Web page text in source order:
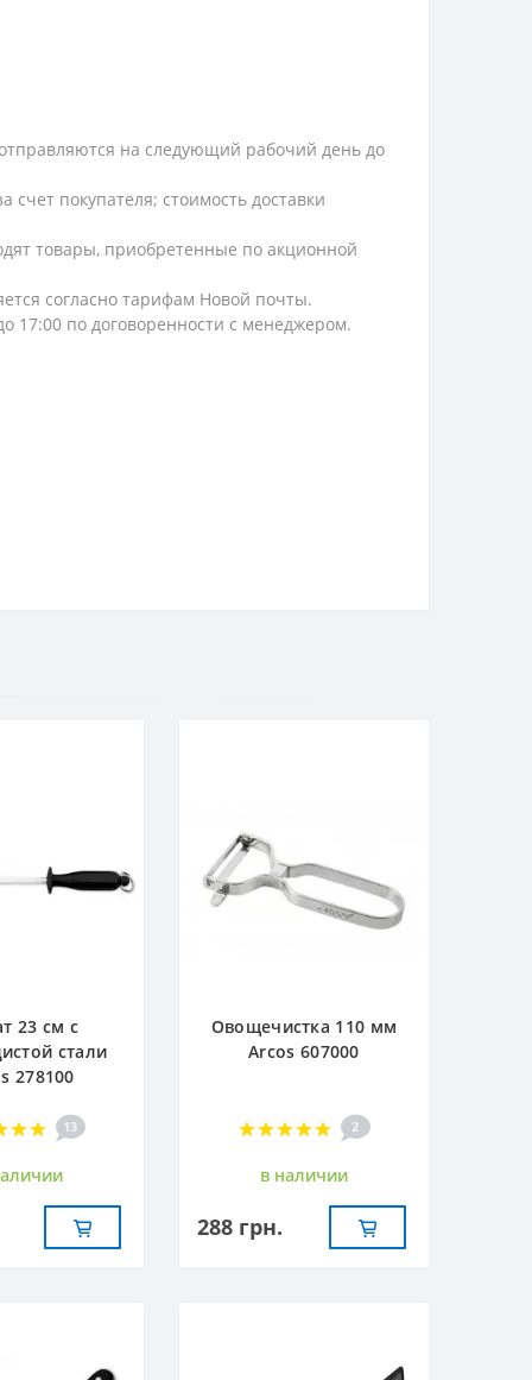
на следующий рабочий день до
покупателя; стоимость доставки
товары, приобретенные по акционной
согласно тарифам Новой почты.
17:00 по договоренности с менеджером.
23 см с
стали
278100
13
Овощечистка 110 мм
Arcos 607000
2
в наличии
288 грн.